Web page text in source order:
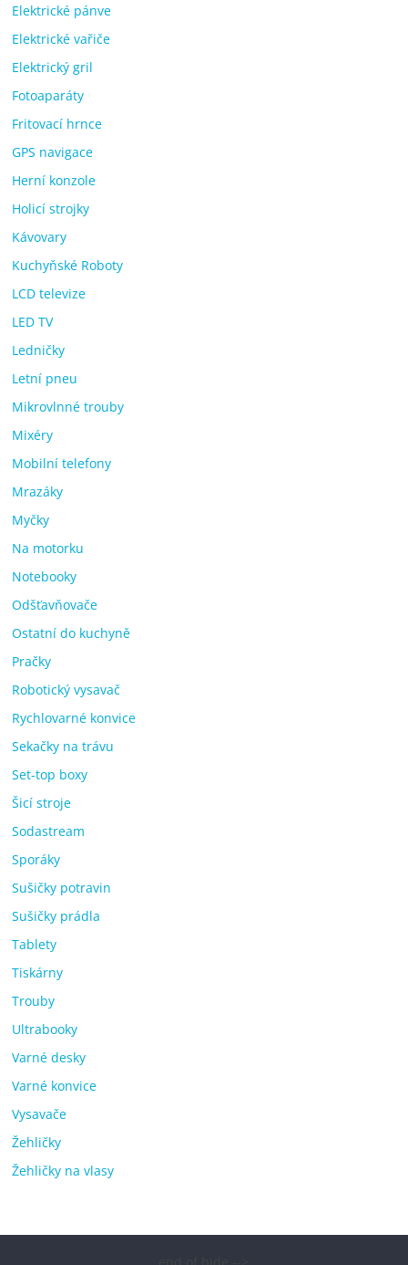
Elektrické pánve
Elektrické vařiče
Elektrický gril
Fotoaparáty
Fritovací hrnce
GPS navigace
Herní konzole
Holicí strojky
Kávovary
Kuchyňské Roboty
LCD televize
LED TV
Ledničky
Letní pneu
Mikrovlnné trouby
Mixéry
Mobilní telefony
Mrazáky
Myčky
Na motorku
Notebooky
Odšťavňovače
Ostatní do kuchyně
Pračky
Robotický vysavač
Rychlovarné konvice
Sekačky na trávu
Set-top boxy
Šicí stroje
Sodastream
Sporáky
Sušičky potravin
Sušičky prádla
Tablety
Tiskárny
Trouby
Ultrabooky
Varné desky
Varné konvice
Vysavače
Žehličky
Žehličky na vlasy